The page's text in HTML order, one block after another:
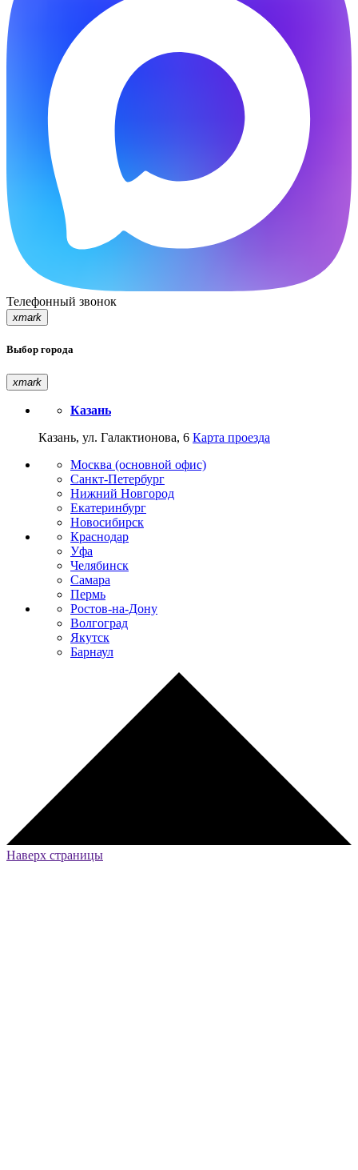
Телефонный звонок
xmark
Выбор города
xmark
Казань
Казань, ул. Галактионова, 6 Карта проезда
Москва (основной офис)
Санкт-Петербург
Нижний Новгород
Екатеринбург
Новосибирск
Краснодар
Уфа
Челябинск
Самара
Пермь
Ростов-на-Дону
Волгоград
Якутск
Барнаул
Наверх страницы